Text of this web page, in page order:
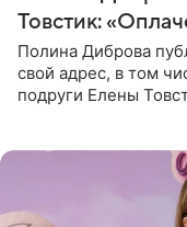
Товстик:
Полина Диброва
свой адрес, в том
подруги Елены